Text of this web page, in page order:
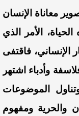
معاناة الإنسان
الأمر الذي
الإنساني، فاقتفى
وأدباء اشتهر
الموضوعات
والحرية ومفهوم